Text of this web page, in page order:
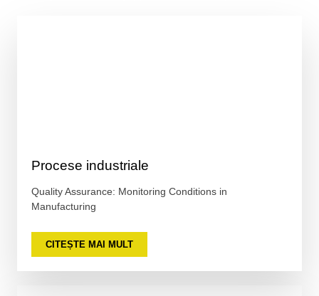
Procese industriale
Quality Assurance: Monitoring Conditions in
Manufacturing
CITEȘTE MAI MULT